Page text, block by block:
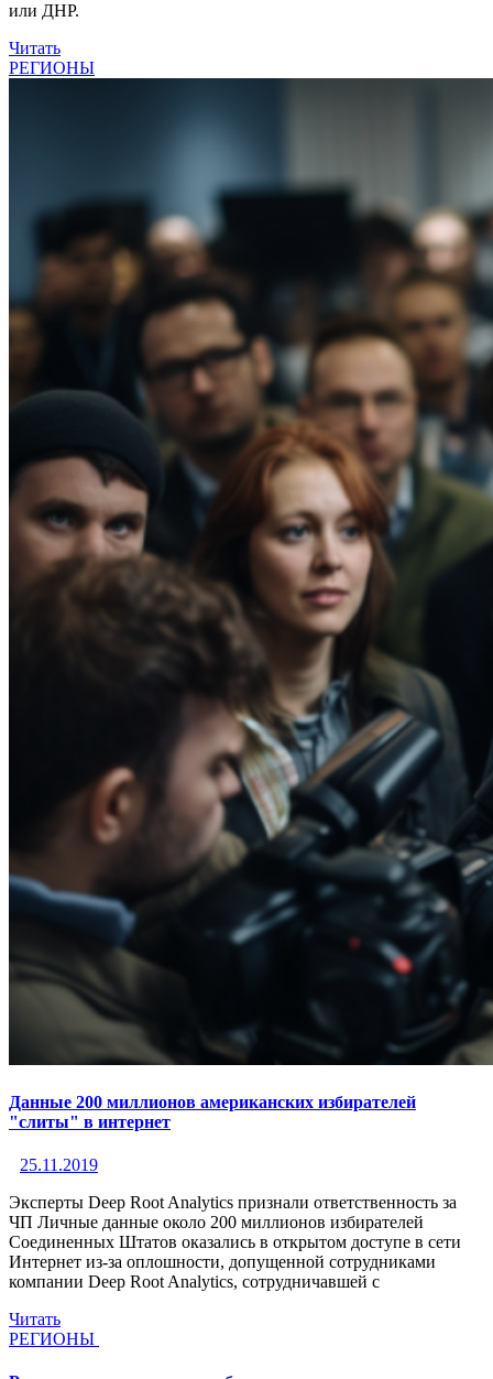
или ДНР.
Читать
РЕГИОНЫ
Данные 200 миллионов американских избирателей
"слиты" в интернет
25.11.2019
Эксперты Deep Root Analytics признали ответственность за
ЧП Личные данные около 200 миллионов избирателей
Соединенных Штатов оказались в открытом доступе в сети
Интернет из-за оплошности, допущенной сотрудниками
компании Deep Root Analytics, сотрудничавшей с
Читать
РЕГИОНЫ